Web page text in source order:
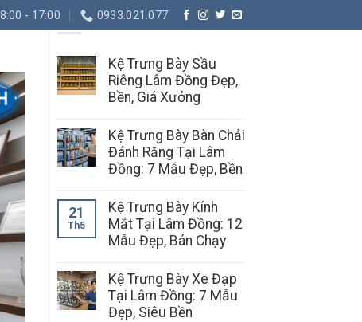
- 17:00 0933.021.077
BÀI MỚI
Kệ Trưng Bày Sầu
Riêng Lâm Đồng Đẹp,
Bền, Giá Xưởng
Kệ Trưng Bày Bàn Chải
Đánh Răng Tại Lâm
Đồng: 7 Mẫu Đẹp, Bền
21
Th5
Kệ Trưng Bày Kính
Mắt Tại Lâm Đồng: 12
Mẫu Đẹp, Bán Chạy
Kệ Trưng Bày Xe Đạp
Tại Lâm Đồng: 7 Mẫu
Đẹp, Siêu Bền